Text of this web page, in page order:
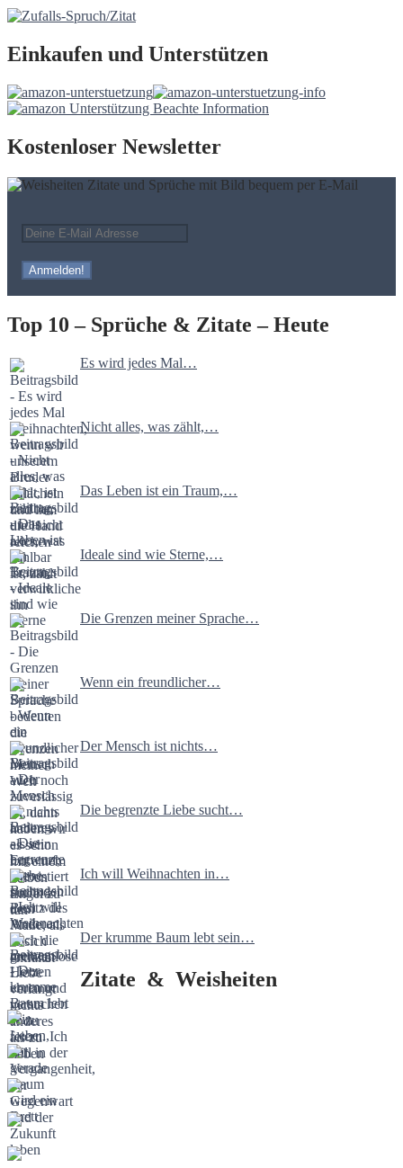
Einkaufen und Unterstützen
Kostenloser Newsletter
Top 10 – Sprüche & Zitate – Heute
Es wird jedes Mal…
Nicht alles, was zählt,…
Das Leben ist ein Traum,…
Ideale sind wie Sterne,…
Die Grenzen meiner Sprache…
Wenn ein freundlicher…
Der Mensch ist nichts…
Die begrenzte Liebe sucht…
Ich will Weihnachten in…
Der krumme Baum lebt sein…
Zitate & Weisheiten